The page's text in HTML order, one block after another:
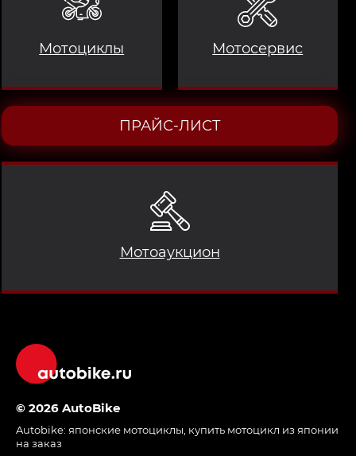
Мотоциклы
Мотоаукцион
Мотосервис
ПРАЙС-ЛИСТ
© 2026 AutoBike
Autobike: японские мотоциклы купить мотоцикл из японии
на заказ